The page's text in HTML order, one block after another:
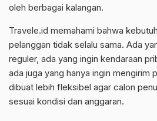
oleh berbagai kalangan.
Travele.id memahami bahwa
pelanggan tidak selalu sama. Ada
reguler, ada yang ingin kendaraan
ada juga yang hanya ingin mengirim
dibuat lebih fleksibel agar calon
sesuai kondisi dan anggaran.